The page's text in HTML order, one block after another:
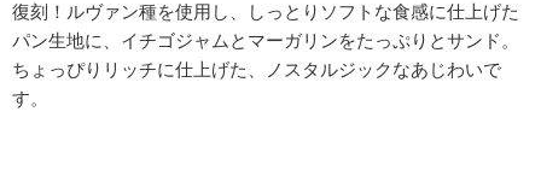
復刻！ルヴァン種を使用し、しっとりソフトな食感に仕上げた
パン生地に、イチゴジャムとマーガリンをたっぷりとサンド。
ちょっぴりリッチに仕上げた、ノスタルジックなあじわいで
す。